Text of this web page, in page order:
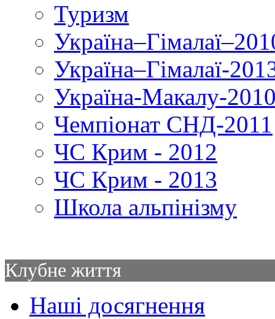
Туризм
Україна–Гімалаї-
Україна-Макалу-
Чемпіонат СНД-2011
ЧС Крим - 2012
ЧС Крим - 2013
Школа альпінізму
Клубне життя
Наші досягнення